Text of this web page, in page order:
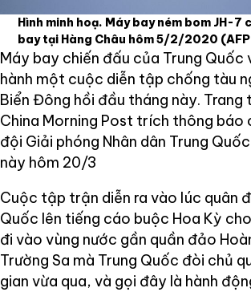
Hình minh hoạ. Máy bay ném bom JH-7
bay tại Hàng Châu hôm 5/2/2020
Máy bay chiến đấu của Trung Quốc
hành một cuộc diễn tập chống tàu
Biển Đông hồi đầu tháng này. Trang
China Morning Post trích thông báo
đội Giải phóng Nhân dân Trung
này hôm 20/3
Cuộc tập trận diễn ra vào lúc quân
Quốc lên tiếng cáo buộc Hoa Kỳ
đi vào vùng nước gần quần đảo
Trường Sa mà Trung Quốc đòi chủ
gian vừa qua, và gọi đây là hành